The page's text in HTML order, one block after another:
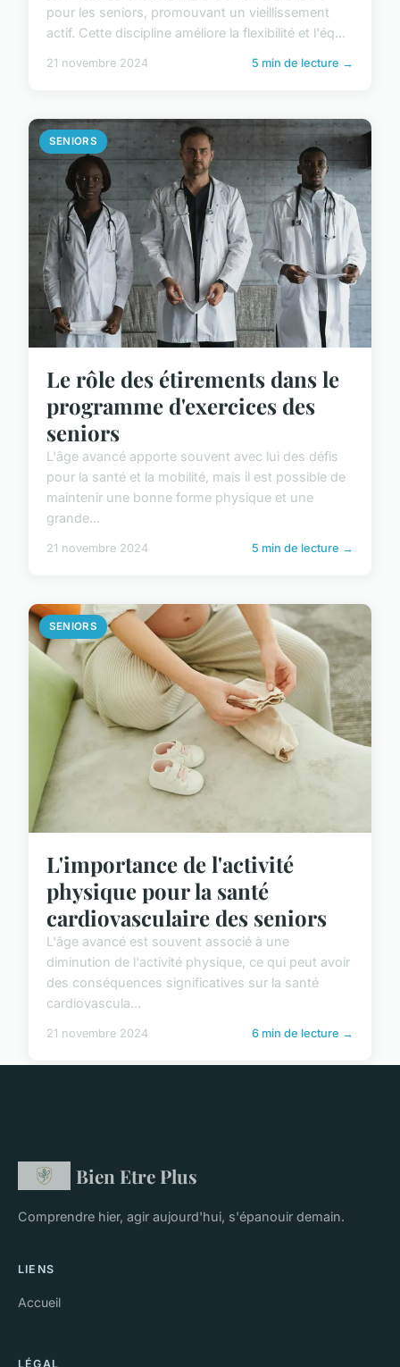
pour les seniors, promouvant un vieillissement
actif. Cette discipline améliore la flexibilité et l'éq...
21 novembre 2024 5 min de lecture →
SENIORS
Le rôle des étirements dans le
programme d'exercices des
seniors
L'âge avancé apporte souvent avec lui des défis
pour la santé et la mobilité, mais il est possible de
maintenir une bonne forme physique et une
grande...
21 novembre 2024 5 min de lecture →
SENIORS
L'importance de l'activité
physique pour la santé
cardiovasculaire des seniors
L'âge avancé est souvent associé à une
diminution de l'activité physique, ce qui peut avoir
des conséquences significatives sur la santé
cardiovascula...
21 novembre 2024 6 min de lecture →
Bien Etre Plus
Comprendre hier, agir aujourd'hui, s'épanouir demain.
LIENS
Accueil
LÉGAL